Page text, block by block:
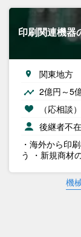
印刷関連機器
関東地方
2億円～5
（応相談）
後継者不在
・海外から印
う ・新規商材
機